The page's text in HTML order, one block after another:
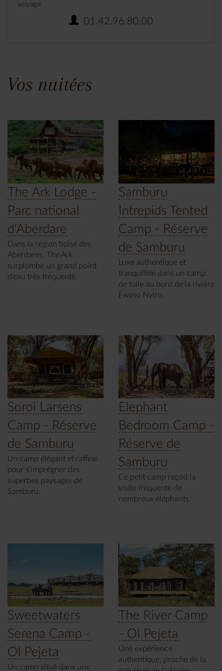
voyage
01.42.96.80.00
Vos nuitées
The Ark Lodge -
Parc national
d'Aberdare
Dans la région boisé des
Aberdares, The Ark
surplombe un grand point
d’eau très fréquenté.
Samburu
Intrepids Tented
Camp - Réserve
de Samburu
Luxe authentique et
tranquillité dans un camp
de toile au bord de la rivière
Ewaso Nyiro.
Soroi Larsens
Camp - Réserve
de Samburu
Un camp élégant et raffiné
pour s’imprégner des
superbes paysages de
Samburu.
Elephant
Bedroom Camp -
Réserve de
Samburu
Ce petit camp reçoit la
visite fréquente de
nombreux éléphants.
Sweetwaters
Serena Camp -
Ol Pejeta
Un camp situé dans une
The River Camp
- Ol Pejeta
Une expérience
authentique, proche de la